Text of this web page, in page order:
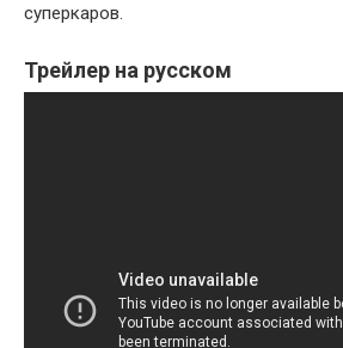
суперкаров.
Трейлер на русском